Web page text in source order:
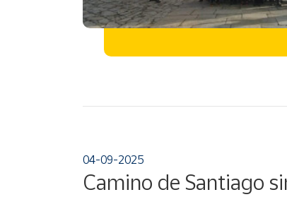
04-09-2025
Camino de Santiago